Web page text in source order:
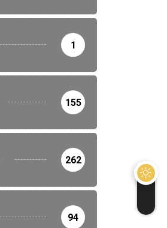
1
155
262
94